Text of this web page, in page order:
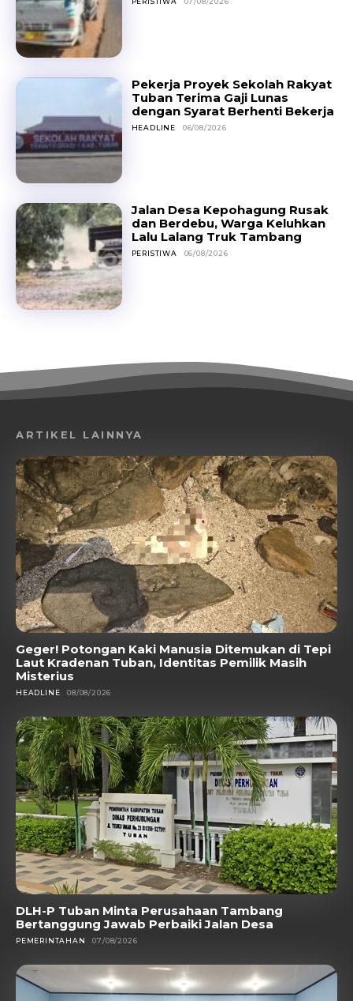
Pekerja Proyek Sekolah Rakyat
Tuban Terima Gaji Lunas
dengan Syarat Berhenti Bekerja
HEADLINE 06/08/2026
Jalan Desa Kepohagung Rusak
dan Berdebu, Warga Keluhkan
Lalu Lalang Truk Tambang
PERISTIWA 06/08/2026
ARTIKEL LAINNYA
Geger! Potongan Kaki Manusia Ditemukan di Tepi
Laut Kradenan Tuban, Identitas Pemilik Masih
Misterius
HEADLINE 08/08/2026
DLH-P Tuban Minta Perusahaan Tambang
Bertanggung Jawab Perbaiki Jalan Desa
PEMERINTAHAN 07/08/2026